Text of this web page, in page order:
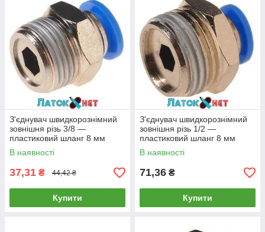
З'єднувач швидкорознімний
зовнішня різь 3/8 —
пластиковий шланг 8 мм
SPC08-03 Airkraft
В наявності
37,31 ₴ 44,42 ₴
Купити
З'єднувач швидкорознімний
зовнішня різь 1/2 —
пластиковий шланг 8 мм
SPC08-04 Airkraft
В наявності
71,36 ₴
Купити